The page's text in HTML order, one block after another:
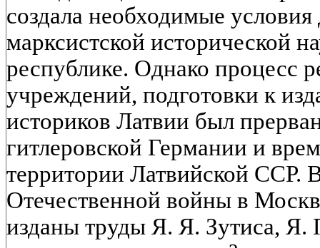
создала необходимые условия
марксистской исторической
республике. Однако процесс
учреждений, подготовки к
историков Латвии был
гитлеровской Германии и
территории Латвийской ССР.
Отечественной войны в
изданы труды Я. Я. Зутиса, Я.